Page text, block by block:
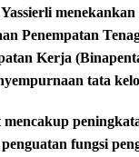
Penempatan
Kerja
tata
fungsi